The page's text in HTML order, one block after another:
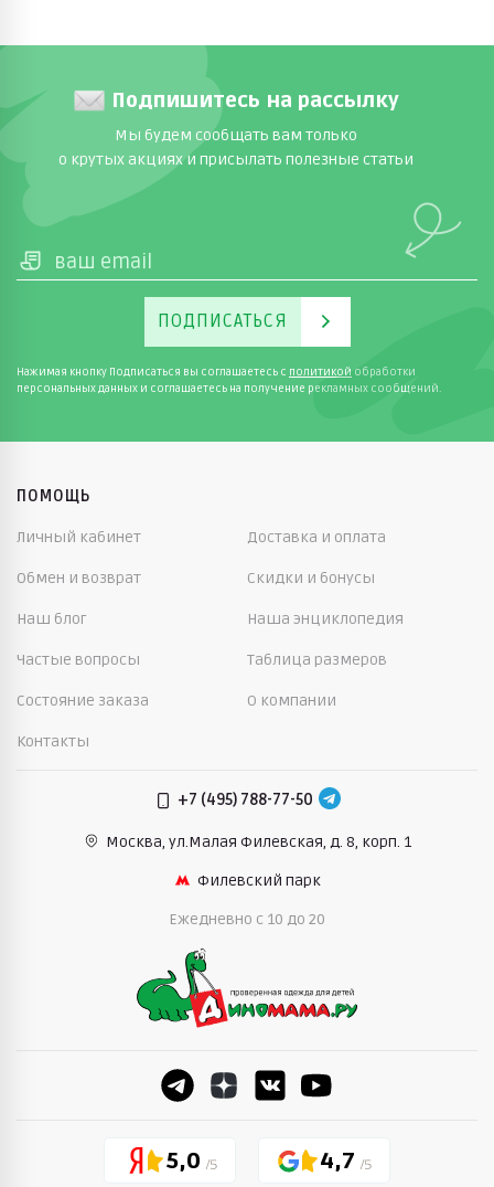
Подпишитесь на рассылку
Мы будем сообщать вам только
о крутых акциях и присылать полезные статьи
ПОДПИСАТЬСЯ
Нажимая кнопку Подписаться вы соглашаетесь с политикой обработки
персональных данных и соглашаетесь на получение рекламных сообщений.
ПОМОЩЬ
Личный кабинет Доставка и оплата
Обмен и возврат Скидки и бонусы
Наш блог Наша энциклопедия
Частые вопросы Таблица размеров
Состояние заказа О компании
Контакты
+7 (495) 788-77-50
Москва, ул.Малая Филевская, д. 8, корп. 1
Филевский парк
Ежедневно c 10 до 20
5,0 4,7